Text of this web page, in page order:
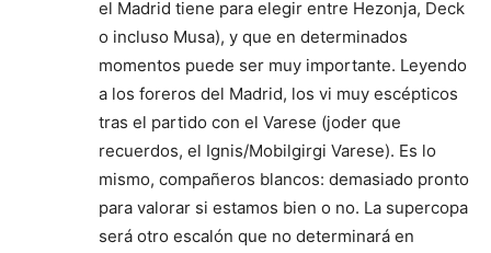
el Madrid tiene para elegir entre Hezonja, Deck
o incluso Musa), y que en determinados
momentos puede ser muy importante. Leyendo
a los foreros del Madrid, los vi muy escépticos
tras el partido con el Varese (joder que
recuerdos, el Ignis/Mobilgirgi Varese). Es lo
mismo, compañeros blancos: demasiado pronto
para valorar si estamos bien o no. La supercopa
será otro escalón que no determinará en